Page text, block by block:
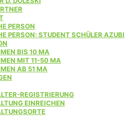
PERSON
PERSON: STUDENT SCHÜLER AZUBI
BIS 10 MA
MIT 11-50 MA
AB 51 MA
REGISTRIERUNG
EINREICHEN